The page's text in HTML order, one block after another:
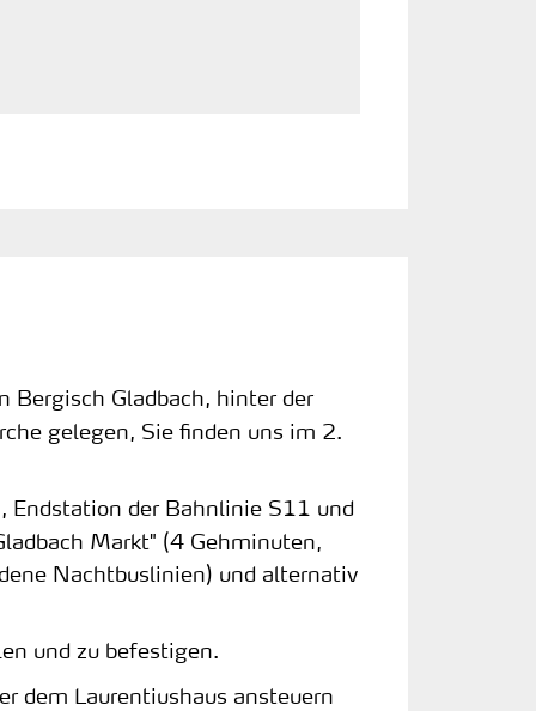
Gladbach, hinter der
gelegen, Sie finden uns im 2.
der Bahnlinie S11 und
Markt" (4 Gehminuten,
Nachtbuslinien) und alternativ
und zu befestigen.
dem Laurentiushaus ansteuern